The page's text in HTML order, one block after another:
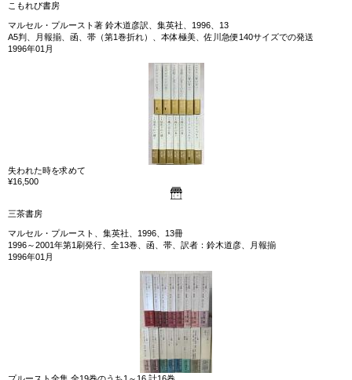
こもれび書房
マルセル・プルースト著 鈴木道彦訳、集英社、1996、13
A5判、月報揃、函、帯（第1巻折れ）、本体極美、佐川急便140サイズでの発送
1996年01月
失われた時を求めて
¥16,500
三茶書房
マルセル・プルースト、集英社、1996、13冊
1996～2001年第1刷発行、全13巻、函、帯、訳者：鈴木道彦、月報揃
1996年01月